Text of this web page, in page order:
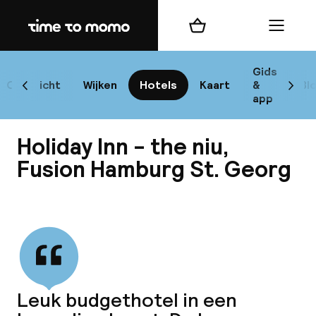
Home
Overzicht Wijken Hotels Kaart
Gids
&
app
Scroll naar links
Winkelmand Menu
Holiday Inn - the niu,
Fusion Hamburg St. Georg
Leuk budgethotel in een